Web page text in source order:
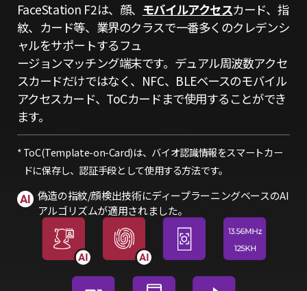
FaceStation F2は、顔、 モバイルアクセスカード、指
紋、カード等、業界のクラスで一番多くのクレデンシ
ャルをサポートするフュ
ージョンマッチング端末です。デュアル周波数アクセ
スカードだけではなく、NFC、BLEベースのモバイル
アクセスカード、ToCカードまで使用することができ
ます。
ToC(Template-on-Card)は、バイオ認識情報をスマートカー
ドに保存し、認証手段として使用する方法です。
偽造の指紋/顔検出技術にディープラーニングベースのAI
アルゴリズムが適用されました。